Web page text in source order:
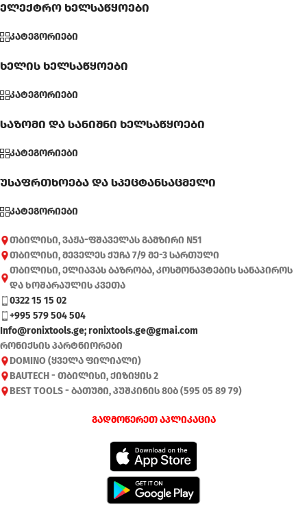
ელექტრო ხელსაწყოები
კატეგორიები
ხელის ხელსაწყოები
კატეგორიები
საზომი და სანიშნი ხელსაწყოები
კატეგორიები
უსაფრთხოება და სპეცტანსაცმელი
კატეგორიები
თბილისი, ვაჟა-ფშაველას გამზირი N51
თბილისი, მეველეს ქუჩა 7/9 მე-3 სართული
თბილისი, ელიავას ბაზრობა, კოსმონავტების სანაპიროს
და ხოშარაულის კვეთა
0322 15 15 02
+995 579 504 504
Info@ronixtools.ge; ronixtools.ge@gmai.com
რონიქსის პარტნიორები
DOMINO (ყველა ფილიალი)
BAUTECH - თბილისი, ქიზიყის 2
BEST TOOLS - ბათუმი, პუშკინის 80ბ (595 05 89 79)
გადმოწერეთ აპლიკაცია